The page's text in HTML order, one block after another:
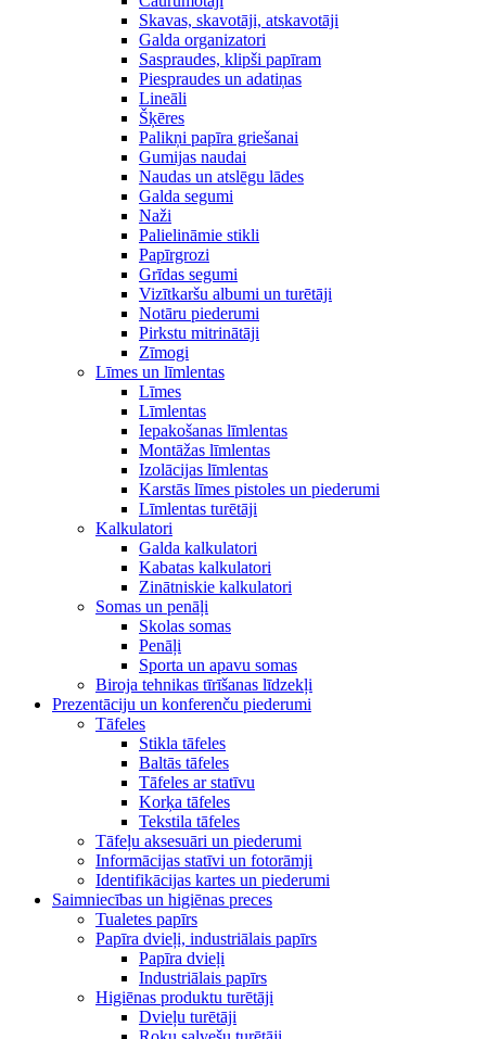
Skavas, skavotāji, atskavotāji
Galda organizatori
Saspraudes, klipši papīram
Piespraudes un adatiņas
Lineāli
Šķēres
Palikņi papīra griešanai
Gumijas naudai
Naudas un atslēgu lādes
Galda segumi
Naži
Palielināmie stikli
Papīrgrozi
Grīdas segumi
Vizītkaršu albumi un turētāji
Notāru piederumi
Pirkstu mitrinātāji
Zīmogi
Līmes un līmlentas
Līmes
Līmlentas
Iepakošanas līmlentas
Montāžas līmlentas
Izolācijas līmlentas
Karstās līmes pistoles un piederumi
Līmlentas turētāji
Kalkulatori
Galda kalkulatori
Kabatas kalkulatori
Zinātniskie kalkulatori
Somas un penāļi
Skolas somas
Penāļi
Sporta un apavu somas
Biroja tehnikas tīrīšanas līdzekļi
Prezentāciju un konferenču piederumi
Tāfeles
Stikla tāfeles
Baltās tāfeles
Tāfeles ar statīvu
Korķa tāfeles
Tekstila tāfeles
Tāfeļu aksesuāri un piederumi
Informācijas statīvi un fotorāmji
Identifikācijas kartes un piederumi
Saimniecības un higiēnas preces
Tualetes papīrs
Papīra dvieļi, industriālais papīrs
Papīra dvieļi
Industriālais papīrs
Higiēnas produktu turētāji
Dvieļu turētāji